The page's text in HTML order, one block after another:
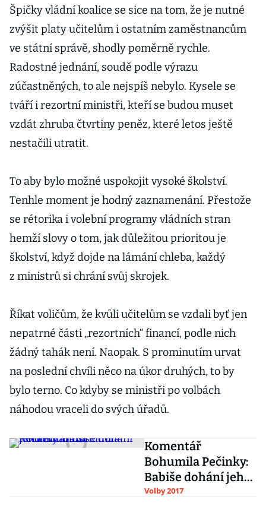
Schrödera
Špičky vládní koalice se sice na tom, že je nutné
zvýšit platy učitelům i ostatním zaměstnancům
ve státní správě, shodly poměrně rychle.
Radostné jednání, soudě podle výrazu
zúčastněných, to ale nejspíš nebylo. Kysele se
tváří i rezortní ministři, kteří se budou muset
vzdát zhruba čtvrtiny peněz, které letos ještě
nestačili utratit.
To aby bylo možné uspokojit vysoké školství.
Tenhle moment je hodný zaznamenání. Přestože
se rétorika i volební programy vládních stran
hemží slovy o tom, jak důležitou prioritou je
školství, když dojde na lámání chleba, každý
z ministrů si chrání svůj skrojek.
Říkat voličům, že kvůli učitelům se vzdali byť jen
nepatrné části „rezortních“ financí, podle nich
žádný tahák není. Naopak. S prominutím urvat
na poslední chvíli něco na úkor druhých, to by
bylo terno. Co kdyby se ministři po volbách
náhodou vraceli do svých úřadů.
Komentář
Bohumila Pečinky:
Babiše dohání jeho
minulost
Volby 2017